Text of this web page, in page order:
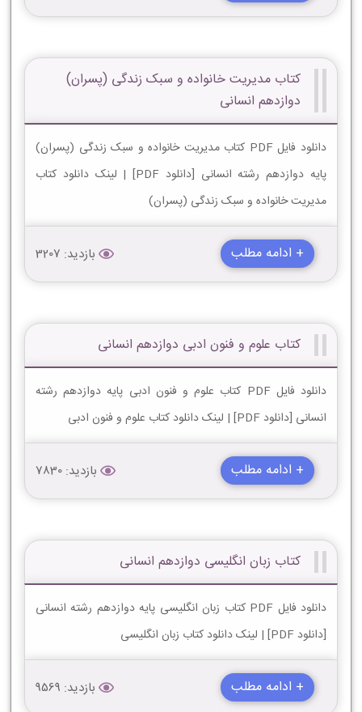
کتاب مدیریت خانواده و سبک زندگی (پسران)
دوازدهم انسانی
دانلود فایل PDF کتاب مدیریت خانواده و سبک زندگی (پسران)
پایه دوازدهم رشته انسانی [دانلود PDF] | لینک دانلود کتاب
مدیریت خانواده و سبک زندگی (پسران)
+ ادامه مطلب بازدید: 3207
کتاب علوم و فنون ادبی دوازدهم انسانی
دانلود فایل PDF کتاب علوم و فنون ادبی پایه دوازدهم رشته
انسانی [دانلود PDF] | لینک دانلود کتاب علوم و فنون ادبی
+ ادامه مطلب بازدید: 7830
کتاب زبان انگلیسی دوازدهم انسانی
دانلود فایل PDF کتاب زبان انگلیسی پایه دوازدهم رشته انسانی
[دانلود PDF] | لینک دانلود کتاب زبان انگلیسی
+ ادامه مطلب بازدید: 9569